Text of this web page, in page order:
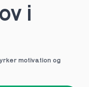
i
motivation og